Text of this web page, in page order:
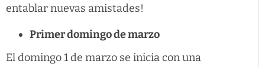
entablar nuevas amistades!
Primer domingo de marzo
El domingo 1 de marzo se inicia con una